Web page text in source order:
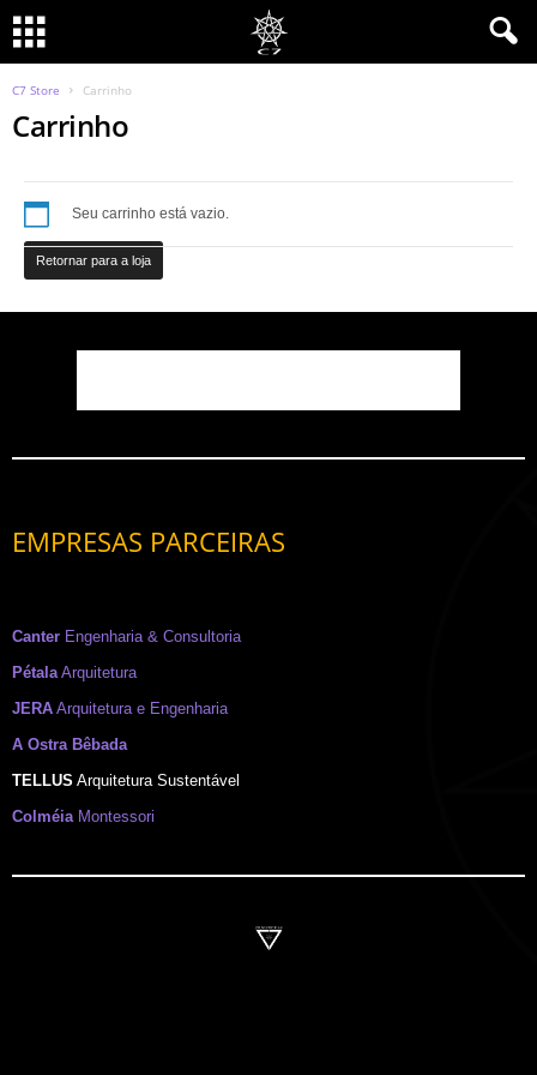
C7 Store Carrinho
Carrinho
Seu carrinho está vazio.
Retornar para a loja
EMPRESAS PARCEIRAS
Canter Engenharia & Consultoria
PétalaArquitetura
JERA Arquitetura e Engenharia
A Ostra Bêbada
TELLUS Arquitetura Sustentável
Colméia Montessori